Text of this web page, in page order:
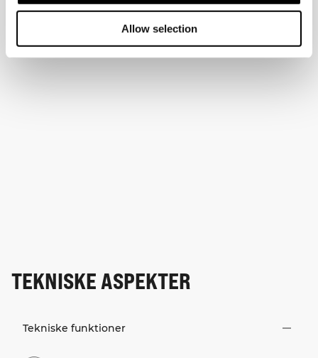
Allow selection
TEKNISKE ASPEKTER
Tekniske funktioner